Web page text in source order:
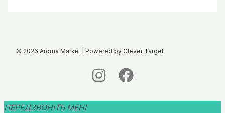
© 2026 Aroma Market | Powered by Clever Target
ПЕРЕДЗВОНІТЬ МЕНІ